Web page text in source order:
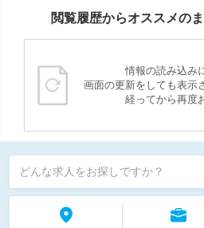
閲覧履歴からオススメの
情報の読み込み
画面の更新をしても表示
経ってから再度
どんな求人をお探しですか？